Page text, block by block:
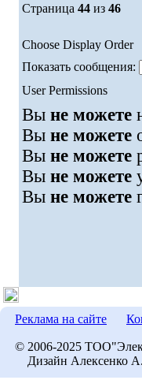
Страница 44 из 46
Choose Display Order
Показать сообщения:
User Permissions
Вы не можете
Вы не можете
Вы не можете
Вы не можете
Вы не можете
Реклама на сайте
© 2006-2025
Дизайн Алексенко А.